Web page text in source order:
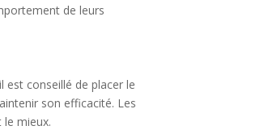
de leurs
est conseillé de placer le
son efficacité. Les
mieux.